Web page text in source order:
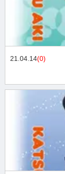
21.04.14(0)